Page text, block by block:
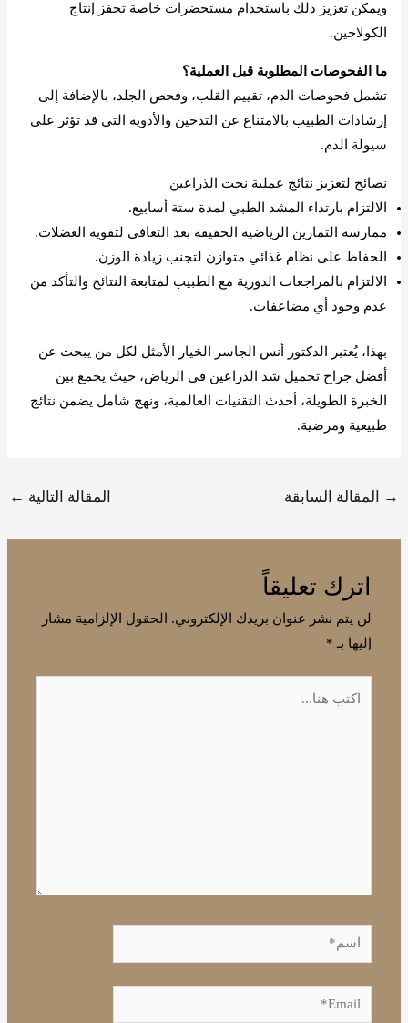
ويمكن تعزيز ذلك باستخدام مستحضرات خاصة تحفز إنتاج
الكولاجين.
ما الفحوصات المطلوبة قبل العملية؟
تشمل فحوصات الدم، تقييم القلب، وفحص الجلد، بالإضافة إلى
إرشادات الطبيب بالامتناع عن التدخين والأدوية التي قد تؤثر على
سيولة الدم.
نصائح لتعزيز نتائج عملية نحت الذراعين
الالتزام بارتداء المشد الطبي لمدة ستة أسابيع.
ممارسة التمارين الرياضية الخفيفة بعد التعافي لتقوية العضلات.
الحفاظ على نظام غذائي متوازن لتجنب زيادة الوزن.
الالتزام بالمراجعات الدورية مع الطبيب لمتابعة النتائج والتأكد من
عدم وجود أي مضاعفات.
بهذا، يُعتبر الدكتور أنس الجاسر الخيار الأمثل لكل من يبحث عن
أفضل جراح تجميل شد الذراعين في الرياض، حيث يجمع بين
الخبرة الطويلة، أحدث التقنيات العالمية، ونهج شامل يضمن نتائج
طبيعية ومرضية.
→ المقالة السابقة المقالة التالية ←
اترك تعليقاً
لن يتم نشر عنوان بريدك الإلكتروني.
الحقول الإلزامية مشار
إليها بـ *
اسم*
Email*